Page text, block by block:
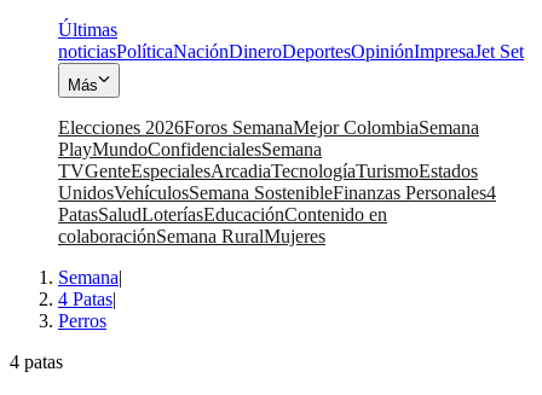
Últimas
noticiasPolíticaNaciónDineroDeportesOpiniónImpresaJet Set
Más
Elecciones 2026Foros SemanaMejor ColombiaSemana
PlayMundoConfidencialesSemana
TVGenteEspecialesArcadiaTecnologíaTurismoEstados
UnidosVehículosSemana SostenibleFinanzas Personales4
PatasSaludLoteríasEducaciónContenido en
colaboraciónSemana RuralMujeres
Semana|
4 Patas|
Perros
4 patas